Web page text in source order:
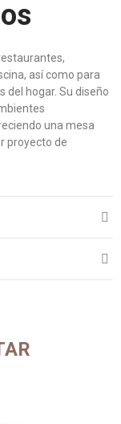
así como para
del hogar. Su diseño
una mesa
proyecto de